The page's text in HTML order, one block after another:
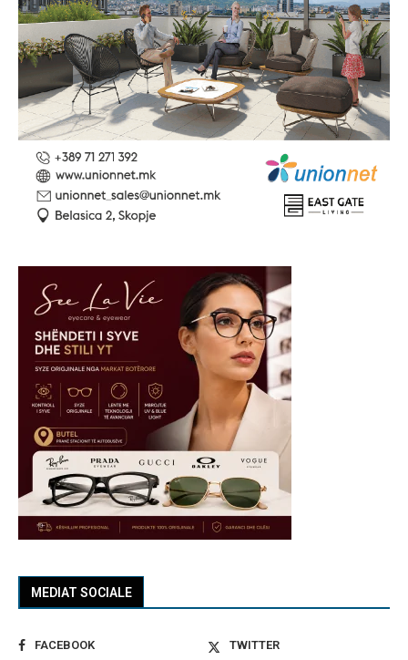
MEDIAT SOCIALE
FACEBOOK
TWITTER